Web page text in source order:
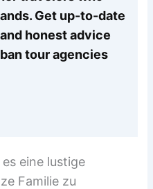
Get up-to-date
honest advice
tour agencies
eine lustige
Familie zu